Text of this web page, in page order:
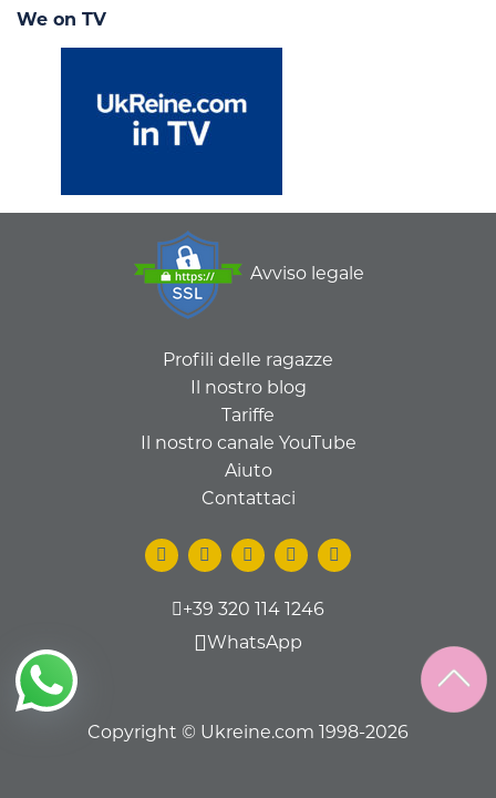
We on TV
Avviso legale
Profili delle ragazze
Il nostro blog
Tariffe
Il nostro canale YouTube
Aiuto
Contattaci
+39 320 114 1246
WhatsApp
Copyright © Ukreine.com 1998-2026